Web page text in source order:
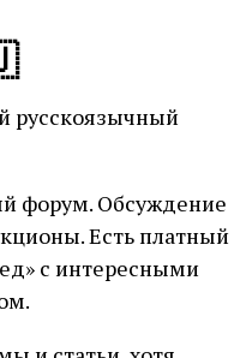
форум. Обсуждение
Есть платный
с интересными